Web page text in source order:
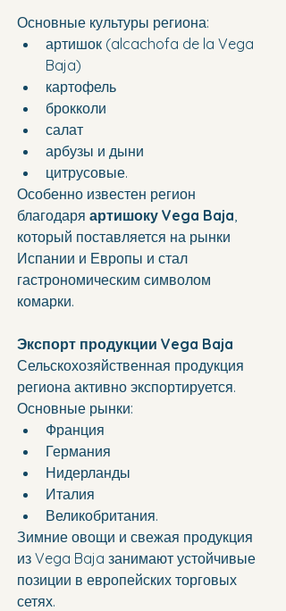
Основные культуры региона:
артишок (alcachofa de la Vega
Baja)
картофель
брокколи
салат
арбузы и дыни
цитрусовые.
Особенно известен регион
благодаря артишоку Vega Baja,
который поставляется на рынки
Испании и Европы и стал
гастрономическим символом
комарки.
Экспорт продукции Vega Baja
Сельскохозяйственная продукция
региона активно экспортируется.
Основные рынки:
Франция
Германия
Нидерланды
Италия
Великобритания.
Зимние овощи и свежая продукция
из Vega Baja занимают устойчивые
позиции в европейских торговых
сетях.